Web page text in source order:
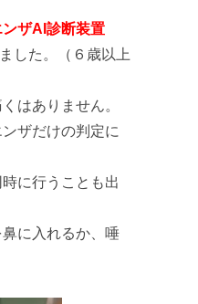
ンザAI診断装置
した。（６歳以上
はありません。
ザだけの判定に
に行うことも出
鼻に入れるか、唾